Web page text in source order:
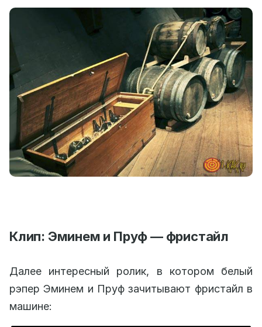
Клип: Эминем и Пруф — фристайл
Далее интересный ролик, в котором белый
рэпер Эминем и Пруф зачитывают фристайл в
машине: